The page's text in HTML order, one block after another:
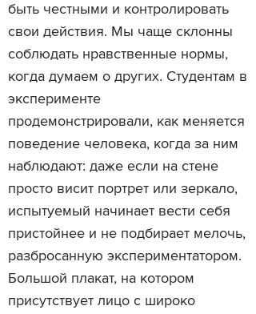
быть честными и контролировать
свои действия. Мы чаще склонны
соблюдать нравственные нормы,
когда думаем о других. Студентам в
эксперименте
продемонстрировали, как меняется
поведение человека, когда за ним
наблюдают: даже если на стене
просто висит портрет или зеркало,
испытуемый начинает вести себя
пристойнее и не подбирает мелочь,
разбросанную экспериментатором.
Большой плакат, на котором
присутствует лицо с широко